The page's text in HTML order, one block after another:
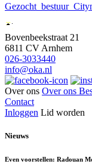
Bovenbeekstraat 21
6811 CV Arnhem
026-3033440
info@oka.nl
Over ons Over ons
Contact
Inloggen Lid worden
Nieuws
Even voorstellen: Radouan